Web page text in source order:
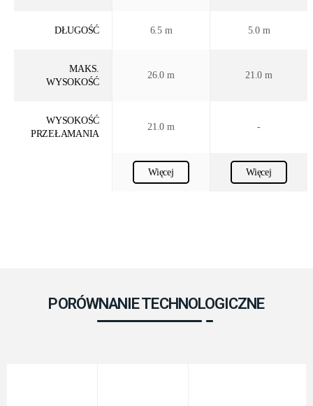
DŁUGOŚĆ 6.5 m 5.0 m
MAKS.
WYSOKOŚĆ
26.0 m 21.0 m
WYSOKOŚĆ
PRZEŁAMANIA
21.0 m -
Więcej Więcej
PORÓWNANIE TECHNOLOGICZNE